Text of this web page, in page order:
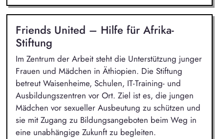
Friends United – Hilfe für Afrika-
Stiftung
Im Zentrum der Arbeit steht die Unterstützung junger
Frauen und Mädchen in Äthiopien. Die Stiftung
betreut Waisenheime, Schulen, IT-Training- und
Ausbildungszentren vor Ort. Ziel ist es, die jungen
Mädchen vor sexueller Ausbeutung zu schützen und
sie mit Zugang zu Bildungsangeboten beim Weg in
eine unabhängige Zukunft zu begleiten.